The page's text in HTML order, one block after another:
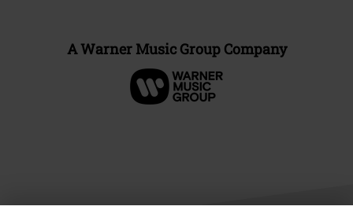
A Warner Music Group Company